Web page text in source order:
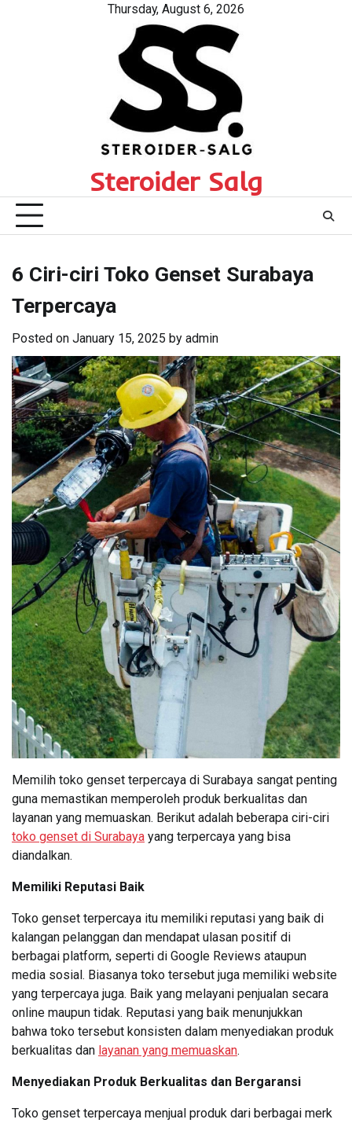
Thursday, August 6, 2026
Steroider Salg
6 Ciri-ciri Toko Genset Surabaya
Terpercaya
Posted on January 15, 2025 by admin
Memilih toko genset terpercaya di Surabaya sangat penting
guna memastikan memperoleh produk berkualitas dan
layanan yang memuaskan. Berikut adalah beberapa ciri-ciri
toko genset di Surabaya yang terpercaya yang bisa
diandalkan.
Memiliki Reputasi Baik
Toko genset terpercaya itu memiliki reputasi yang baik di
kalangan pelanggan dan mendapat ulasan positif di
berbagai platform, seperti di Google Reviews ataupun
media sosial. Biasanya toko tersebut juga memiliki website
yang terpercaya juga. Baik yang melayani penjualan secara
online maupun tidak. Reputasi yang baik menunjukkan
bahwa toko tersebut konsisten dalam menyediakan produk
berkualitas dan layanan yang memuaskan.
Menyediakan Produk Berkualitas dan Bergaransi
Toko genset terpercaya menjual produk dari berbagai merk